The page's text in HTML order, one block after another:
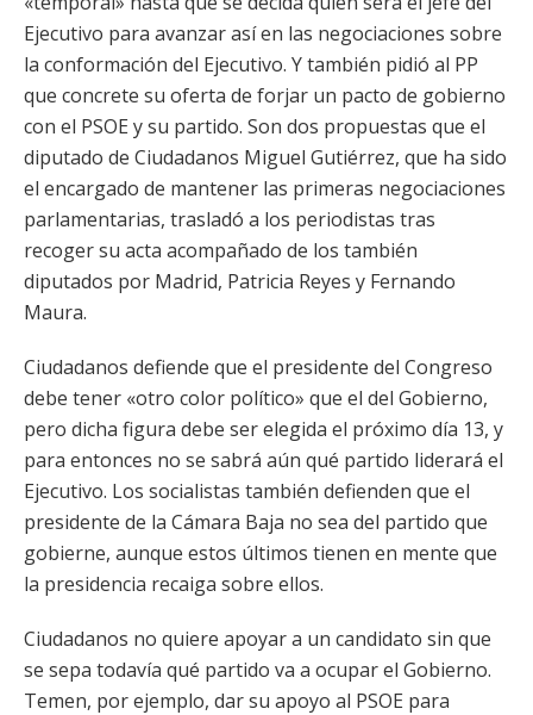
Ejecutivo para avanzar así en las negociaciones sobre
la conformación del Ejecutivo. Y también pidió al PP
que concrete su oferta de forjar un pacto de gobierno
con el PSOE y su partido. Son dos propuestas que el
diputado de Ciudadanos Miguel Gutiérrez, que ha sido
el encargado de mantener las primeras negociaciones
parlamentarias, trasladó a los periodistas tras
recoger su acta acompañado de los también
diputados por Madrid, Patricia Reyes y Fernando
Maura.
Ciudadanos defiende que el presidente del Congreso
debe tener «otro color político» que el del Gobierno,
pero dicha figura debe ser elegida el próximo día 13, y
para entonces no se sabrá aún qué partido liderará el
Ejecutivo. Los socialistas también defienden que el
presidente de la Cámara Baja no sea del partido que
gobierne, aunque estos últimos tienen en mente que
la presidencia recaiga sobre ellos.
Ciudadanos no quiere apoyar a un candidato sin que
se sepa todavía qué partido va a ocupar el Gobierno.
Temen, por ejemplo, dar su apoyo al PSOE para